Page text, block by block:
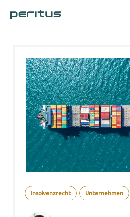
Insolvenzrecht Unternehmen